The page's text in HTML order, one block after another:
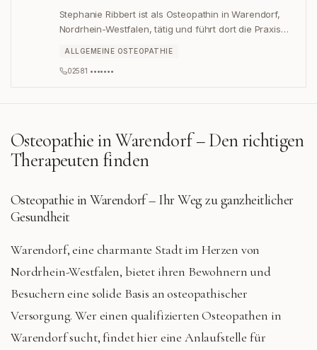
Stephanie Ribbert ist als Osteopathin in Warendorf,
Nordrhein-Westfalen, tätig und führt dort die Praxis
ALLGEMEINE OSTEOPATHIE
02581 •••••••
Osteopathie inWarendorf– Den richtigen
Therapeuten finden
Osteopathie in Warendorf – Ihr Weg zu ganzheitlicher
Gesundheit
Warendorf, eine charmante Stadt im Herzen von
Nordrhein-Westfalen, bietet ihren Bewohnern und
Besuchern eine solide Basis an osteopathischer
Versorgung. Wer einen qualifizierten Osteopathen in
Warendorf sucht, findet hier eine Anlaufstelle für